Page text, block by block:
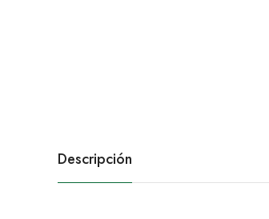
Descripción